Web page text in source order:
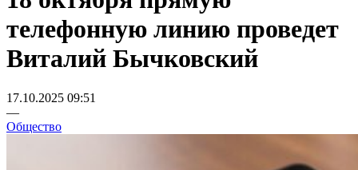
телефонную линию проведет
Виталий Бычковский
17.10.2025 09:51
—
Общество